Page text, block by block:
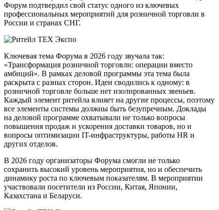
Форум подтвердил свой статус одного из ключевых
профессиональных мероприятий для розничной торговли в
России и странах СНГ.
Ключевая тема Форума в 2026 году звучала так:
«Трансформация розничной торговли: операции вместо
амбиций». В рамках деловой программы эта тема была
раскрыта с разных сторон. Идеи сводились к одному: в
розничной торговле больше нет изолированных звеньев.
Каждый элемент ритейла влияет на другие процессы, поэтому
все элементы системы должны быть безупречным. Доклады
на деловой программе охватывали не только вопросы
повышения продаж и ускорения доставки товаров, но и
вопросы оптимизации IT-инфраструктуры, работы HR и
других отделов.
В 2026 году организаторы Форума смогли не только
сохранить высокий уровень мероприятия, но и обеспечить
динамику роста по ключевым показателям. В мероприятии
участвовали посетители из России, Китая, Японии,
Казахстана и Беларуси.